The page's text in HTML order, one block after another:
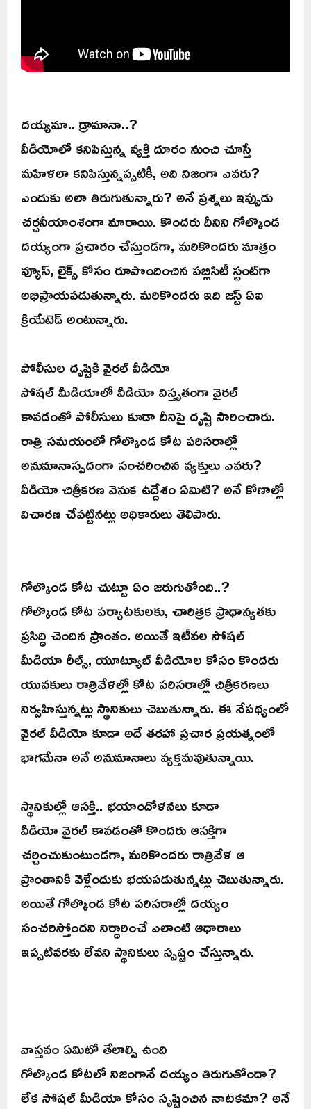
దయ్యమా.. డ్రామానా..?
వీడియోలో కనిపిస్తున్న వ్యక్తి దూరం నుంచి చూస్తే
మహిళలా కనిపిస్తున్నప్పటికీ, అది నిజంగా ఎవరు?
ఎందుకు అలా తిరుగుతున్నారు? అనే ప్రశ్నలు ఇప్పుడు
చర్చనీయాంశంగా మారాయి. కొందరు దీనిని గోల్కొండ
దయ్యంగా ప్రచారం చేస్తుండగా, మరికొందరు మాత్రం
వ్యూస్, లైక్స్ కోసం రూపొందించిన పబ్లిసిటీ స్టంట్‌గా
అభిప్రాయపడుతున్నారు. మరికొందరు ఇది జస్ట్ ఏఐ
క్రియేటెడ్ అంటున్నారు.
పోలీసుల దృష్టికి వైరల్ వీడియో
సోషల్ మీడియాలో వీడియో విస్తృతంగా వైరల్
కావడంతో పోలీసులు కూడా దీనిపై దృష్టి సారించారు.
రాత్రి సమయంలో గోల్కొండ కోట పరిసరాల్లో
అనుమానాస్పదంగా సంచరించిన వ్యక్తులు ఎవరు?
వీడియో చిత్రీకరణ వెనుక ఉద్దేశం ఏమిటి? అనే కోణాల్లో
విచారణ చేపట్టినట్లు అధికారులు తెలిపారు.
గోల్కొండ కోట చుట్టూ ఏం జరుగుతోంది..?
గోల్కొండ కోట పర్యాటకులకు, చారిత్రక ప్రాధాన్యతకు
ప్రసిద్ధి చెందిన ప్రాంతం. అయితే ఇటీవల సోషల్
మీడియా రీల్స్, యూట్యూబ్ వీడియోల కోసం కొందరు
యువకులు రాత్రివేళల్లో కోట పరిసరాల్లో చిత్రీకరణలు
నిర్వహిస్తున్నట్లు స్థానికులు చెబుతున్నారు. ఈ నేపథ్యంలో
వైరల్ వీడియో కూడా అదే తరహా ప్రచార ప్రయత్నంలో
భాగమేనా అనే అనుమానాలు వ్యక్తమవుతున్నాయి.
స్థానికుల్లో ఆసక్తి.. భయాందోళనలు కూడా
వీడియో వైరల్ కావడంతో కొందరు ఆసక్తిగా
చర్చించుకుంటుండగా, మరికొందరు రాత్రివేళ ఆ
ప్రాంతానికి వెళ్లేందుకు భయపడుతున్నట్లు చెబుతున్నారు.
అయితే గోల్కొండ కోట పరిసరాల్లో దయ్యం
సంచరిస్తోందని నిర్ధారించే ఎలాంటి ఆధారాలు
ఇప్పటివరకు లేవని స్థానికులు స్పష్టం చేస్తున్నారు.
వాస్తవం ఏమిటో తేలాల్సి ఉంది
గోల్కొండ కోటలో నిజంగానే దయ్యం తిరుగుతోందా?
లేక సోషల్ మీడియా కోసం సృష్టించిన నాటకమా? అనే